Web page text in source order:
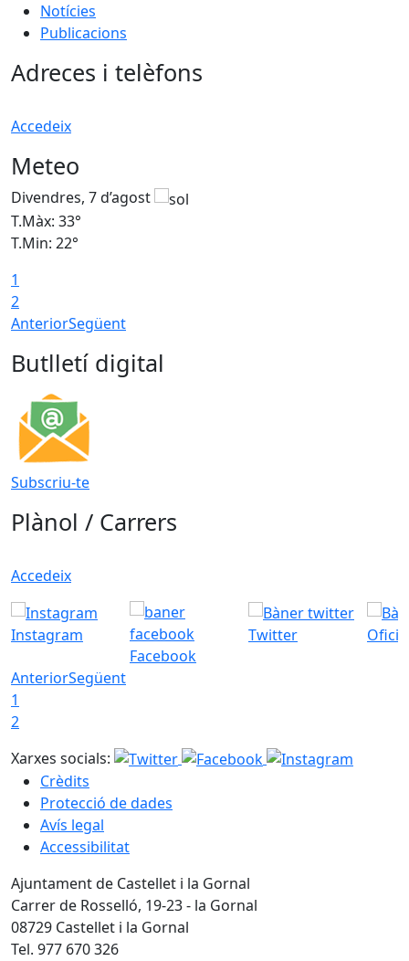
Notícies
Publicacions
Adreces i telèfons
Accedeix
Meteo
Divendres, 7 d’agost
T.Màx: 33°
T.Min: 22°
1
2
AnteriorSegüent
Butlletí digital
Subscriu-te
Plànol / Carrers
Accedeix
Instagram
Facebook
Twitter
AnteriorSegüent
1
2
Xarxes socials:
Crèdits
Protecció de dades
Avís legal
Accessibilitat
Ajuntament de Castellet i la Gornal
Carrer de Rosselló, 19-23 - la Gornal
08729 Castellet i la Gornal
Tel. 977 670 326